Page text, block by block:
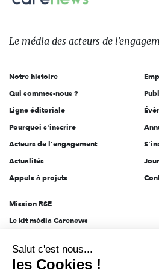
Le
des
l'engagement
Le média des acteurs de
Notre histoire
Qui sommes-nous ?
Ligne éditoriale
Pourquoi s'inscrire
Acteurs de l'engagement
Actualités
Appels à projets
Mission RSE
Le kit média Carenews
AEF info
Salut c'est nous...
les Cookies !